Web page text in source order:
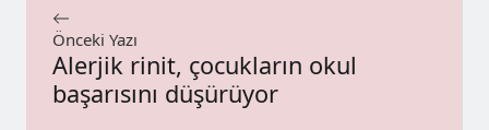
Önceki Yazı
Alerjik rinit, çocukların okul
başarısını düşürüyor